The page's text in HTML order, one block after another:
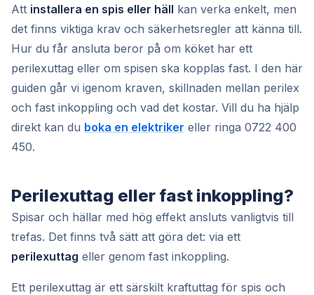
Att installera en spis eller häll kan verka enkelt, men
det finns viktiga krav och säkerhetsregler att känna till.
Hur du får ansluta beror på om köket har ett
perilexuttag eller om spisen ska kopplas fast. I den här
guiden går vi igenom kraven, skillnaden mellan perilex
och fast inkoppling och vad det kostar. Vill du ha hjälp
direkt kan du boka en elektriker eller ringa 0722 400
450.
Perilexuttag eller fast inkoppling?
Spisar och hällar med hög effekt ansluts vanligtvis till
trefas. Det finns två sätt att göra det: via ett
perilexuttag eller genom fast inkoppling.
Ett perilexuttag är ett särskilt kraftuttag för spis och